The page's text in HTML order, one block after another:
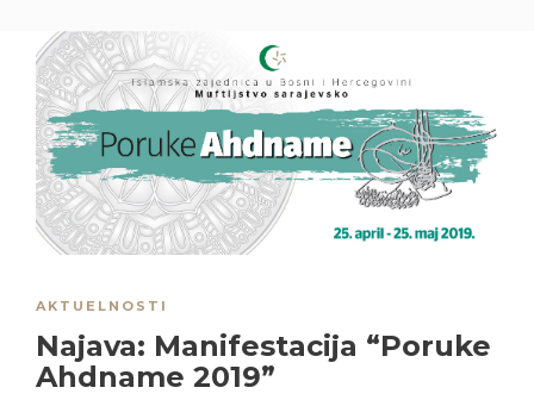
AKTUELNOSTI
Najava: Manifestacija “Poruke
Ahdname 2019”